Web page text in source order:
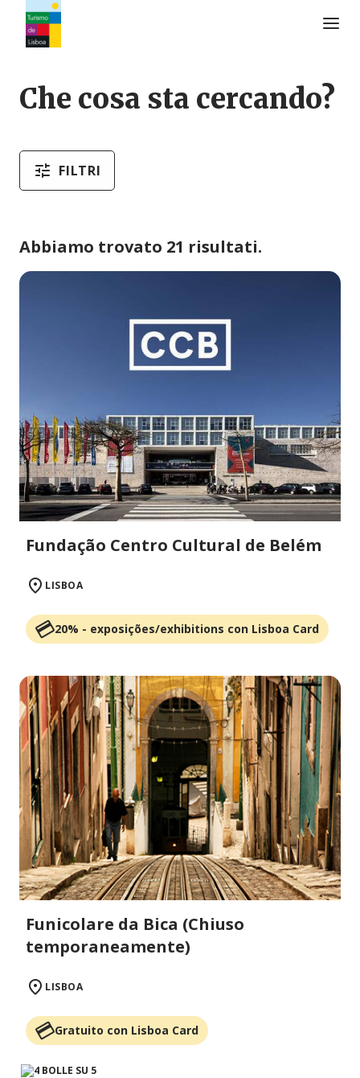
Che cosa sta cercando?
FILTRI
Abbiamo trovato 21 risultati.
Fundação Centro Cultural de Belém
LISBOA
20% - exposições/exhibitions con Lisboa Card
Funicolare da Bica (Chiuso
temporaneamente)
LISBOA
Gratuito con Lisboa Card